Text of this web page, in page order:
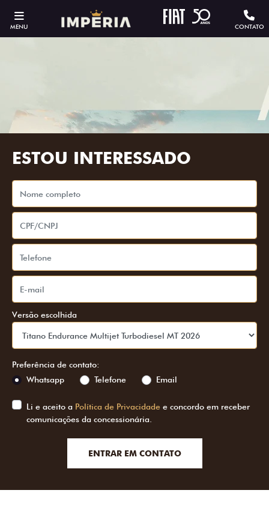
MENU CONTATO
ESTOU INTERESSADO
Versão escolhida
Preferência de contato:
Whatsapp
Telefone Email
Li e aceito a Política de Privacidade e concordo em receber
comunicações da concessionária.
ENTRAR EM CONTATO